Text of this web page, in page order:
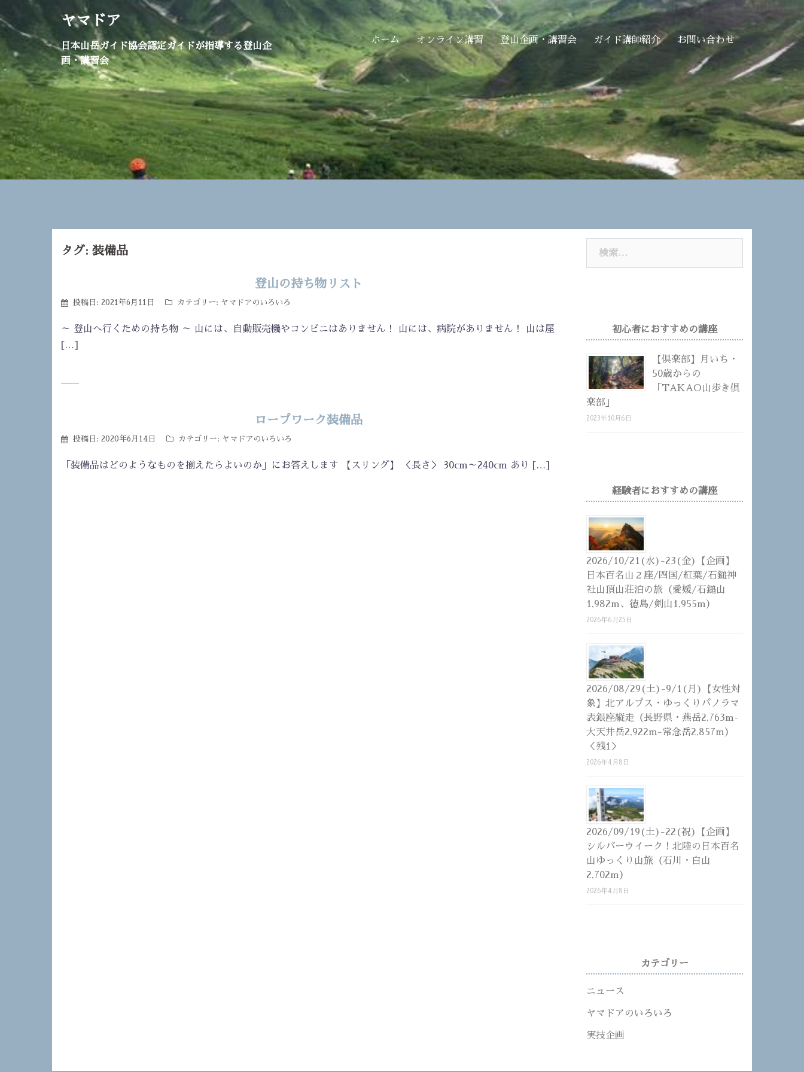
ン
テ
ツ
ス
ッ
プ
ヤマドア
日本山岳ガイド協会認定ガイドが指導する登山企
画・講習会
ホーム オンライン講習 登山企画・講習会 ガイド講師紹介 お問い合わせ
タグ: 装備品
登山の持ち物リスト
投稿日: 2021年6月11日 カテゴリー: ヤマドアのいろいろ
～ 登山へ行くための持ち物 ～ 山には、自動販売機やコンビニはありません！ 山には、病院がありません！ 山は屋
[…]
ロープワーク装備品
投稿日: 2020年6月14日 カテゴリー: ヤマドアのいろいろ
「装備品はどのようなものを揃えたらよいのか」にお答えします 【スリング】 ＜長さ＞ 30cm～240cm あり […]
初心者におすすめの講座
【倶楽部】月いち・
50歳からの
「TAKAO山歩き倶
楽部」
2023年10月6日
経験者におすすめの講座
2026/10/21(水)-23(金)【企画】
日本百名山２座/四国/紅葉/石鎚神
社山頂山荘泊の旅（愛媛/石鎚山
1,982m、徳島/剣山1,955m）
2026年6月25日
2026/08/29(土)-9/1(月)【女性対
象】北アルプス・ゆっくりパノラマ
表銀座縦走（長野県・燕岳2,763m-
大天井岳2,922m-常念岳2,857m）
＜残1＞
2026年4月8日
2026/09/19(土)-22(祝)【企画】
シルバーウイーク！北陸の日本百名
山ゆっくり山旅（石川・白山
2,702m）
2026年4月8日
カテゴリー
ニュース
ヤマドアのいろいろ
実技企画